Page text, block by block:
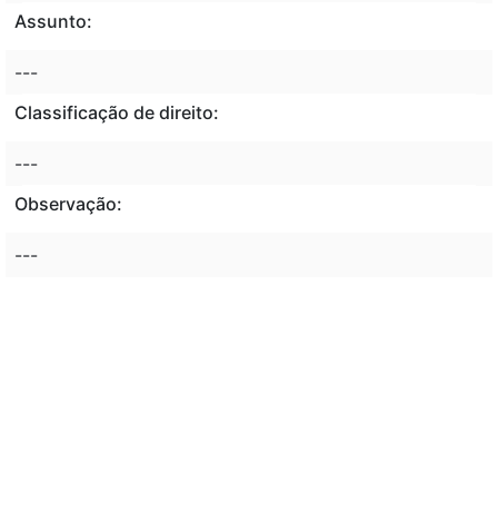
Assunto:
---
Classificação de direito:
---
Observação:
---